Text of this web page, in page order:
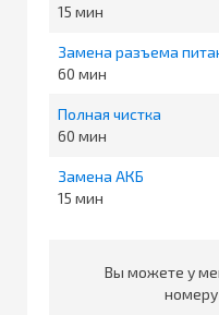
15
Замена разъема
60
Полная чистка
60
Замена АКБ
15
Вы можете у